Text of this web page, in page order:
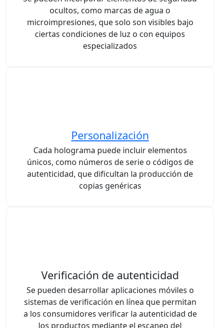
ocultos, como marcas de agua o
microimpresiones, que solo son visibles bajo
ciertas condiciones de luz o con equipos
especializados
Personalización
Cada holograma puede incluir elementos
únicos, como números de serie o códigos de
autenticidad, que dificultan la producción de
copias genéricas
Verificación de autenticidad
Se pueden desarrollar aplicaciones móviles o
sistemas de verificación en línea que permitan
a los consumidores verificar la autenticidad de
los productos mediante el escaneo del